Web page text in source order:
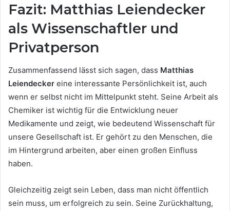
Fazit: Matthias Leiendecker
als Wissenschaftler und
Privatperson
Zusammenfassend lässt sich sagen, dass Matthias
Leiendecker eine interessante Persönlichkeit ist, auch
wenn er selbst nicht im Mittelpunkt steht. Seine Arbeit als
Chemiker ist wichtig für die Entwicklung neuer
Medikamente und zeigt, wie bedeutend Wissenschaft für
unsere Gesellschaft ist. Er gehört zu den Menschen, die
im Hintergrund arbeiten, aber einen großen Einfluss
haben.
Gleichzeitig zeigt sein Leben, dass man nicht öffentlich
sein muss, um erfolgreich zu sein. Seine Zurückhaltung,